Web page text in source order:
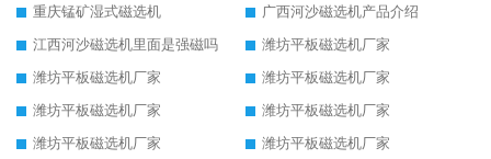
重庆锰矿湿式磁选机
广西河沙磁选机产品介绍
江西河沙磁选机里面是强磁吗
潍坊平板磁选机厂家
潍坊平板磁选机厂家
潍坊平板磁选机厂家
潍坊平板磁选机厂家
潍坊平板磁选机厂家
潍坊平板磁选机厂家
潍坊平板磁选机厂家